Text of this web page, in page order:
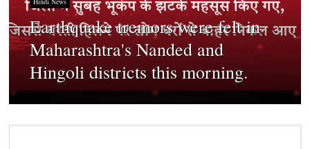
Earthquake tremors were felt in
Maharashtra's Nanded and
Hingoli districts this morning.